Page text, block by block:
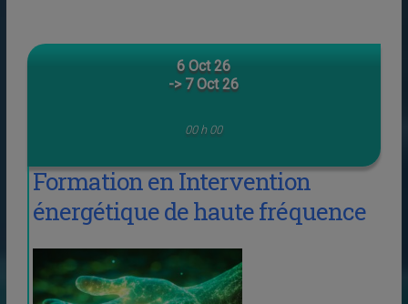
6 Oct 26
-> 7 Oct 26
00 h 00
Formation en Intervention
énergétique de haute fréquence